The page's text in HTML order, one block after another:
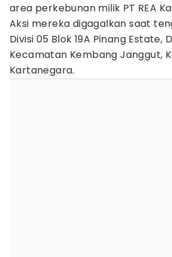
area perkebunan milik PT REA
Aksi mereka digagalkan saat
Divisi 05 Blok 19A Pinang Estate,
Kecamatan Kembang Janggut,
Kartanegara.